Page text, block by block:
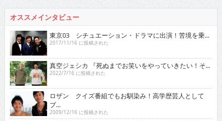
オススメインタビュー
東京03 シチュエーション・ドラマに出演！苦境を乗...
2017/11/16 に投稿された
真空ジェシカ 『死ぬまでお笑いをやっていきたい！そ...
2022/7/16 に投稿された
ロザン クイズ番組でもお馴染み！高学歴芸人として
ブ...
2009/12/16 に投稿された